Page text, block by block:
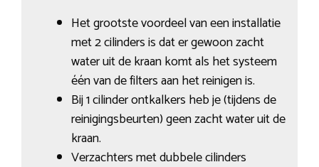
Het grootste voordeel van een installatie
met 2 cilinders is dat er gewoon zacht
water uit de kraan komt als het systeem
één van de filters aan het reinigen is.
Bij 1 cilinder ontkalkers heb je (tijdens de
reinigingsbeurten) geen zacht water uit de
kraan.
Verzachters met dubbele cilinders